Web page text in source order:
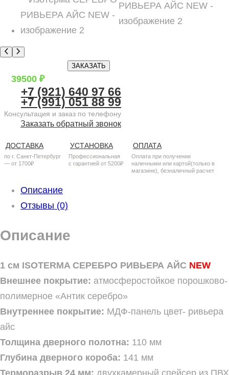
39500₽
ЗАКАЗАТЬ
+7 (921) 640 97 66
+7 (991) 051 88 99
Консультация и заказ по телефону
Заказать обратный звонок
ДОСТАВКА
по г. Санкт-Петербург
— от 1700₽
УСТАНОВКА
Профессиональная
с гарантией от 5200₽
ОПЛАТА
Оплата при получении
наличными или картой(только в
магазине), безналичный расчет
Описание
Отзывы (0)
Описание
1 см ISOTERMA СЕРЕБРО РИВЬЕРА АЙС NEW
Внешнее покрытие: атмосферостойкое порошково-
полимерное «Антик серебро»
Внутреннее покрытие: МДФ-панель цвет- ривьера
айс
Толщина дверного полотна: 110 мм
Глубина дверного короба: 141 мм
Терморазрыв 24 мм: двухкамерный спейсер из ПВХ